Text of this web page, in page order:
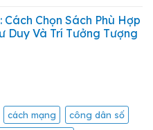
Cách Chọn Sách Phù Hợp
Duy Và Trí Tưởng Tượng
cách mạng
công dân số